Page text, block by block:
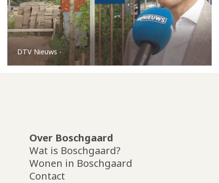
DTV Nieuws-
Over Boschgaard
Wat is Boschgaard?
Wonen in Boschgaard
Contact